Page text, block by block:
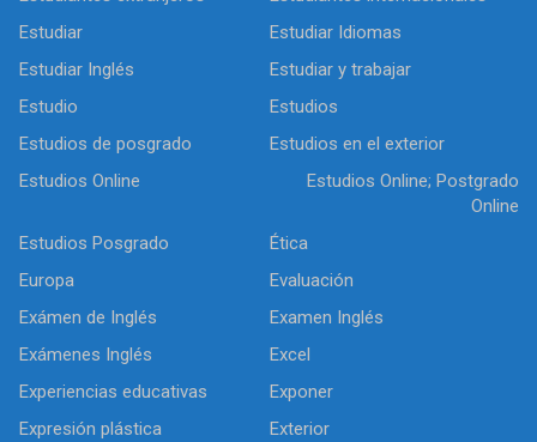
Estudiar
Estudiar Idiomas
Estudiar Inglés
Estudiar y trabajar
Estudio
Estudios
Estudios de posgrado
Estudios en el exterior
Estudios Online
Estudios Online; Postgrado
Online
Estudios Posgrado
Ética
Europa
Evaluación
Exámen de Inglés
Examen Inglés
Exámenes Inglés
Excel
Experiencias educativas
Exponer
Expresión plástica
Exterior